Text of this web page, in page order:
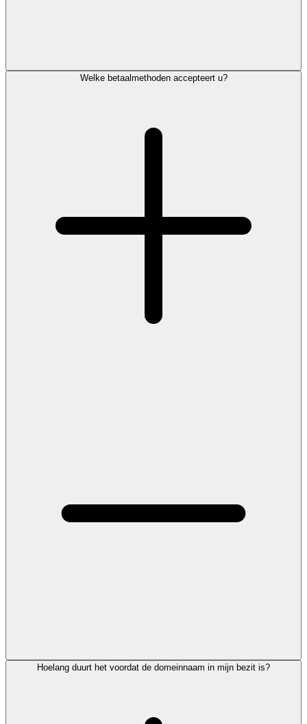
Welke betaalmethoden accepteert u?
Hoelang duurt het voordat de domeinnaam in mijn bezit is?